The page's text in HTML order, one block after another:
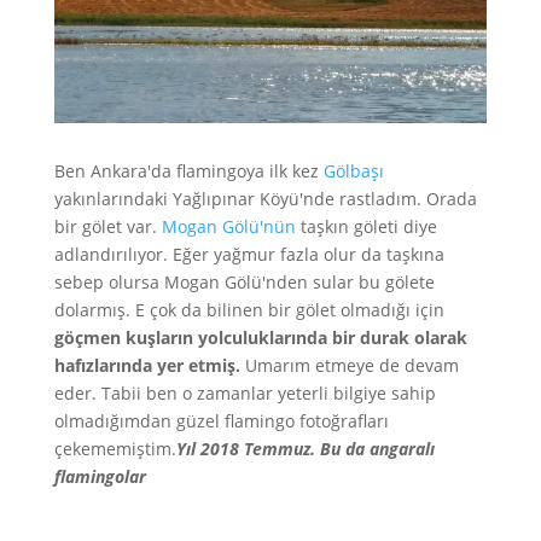
Ben Ankara'da flamingoya ilk kez Gölbaşı
yakınlarındaki Yağlıpınar Köyü'nde rastladım. Orada
bir gölet var. Mogan Gölü'nün taşkın göleti diye
adlandırılıyor. Eğer yağmur fazla olur da taşkına
sebep olursa Mogan Gölü'nden sular bu gölete
dolarmış. E çok da bilinen bir gölet olmadığı için
göçmen kuşların yolculuklarında bir durak olarak
hafızlarında yer etmiş. Umarım etmeye de devam
eder. Tabii ben o zamanlar yeterli bilgiye sahip
olmadığımdan güzel flamingo fotoğrafları
çekememiştim.Yıl 2018 Temmuz. Bu da angaralı
flamingolar